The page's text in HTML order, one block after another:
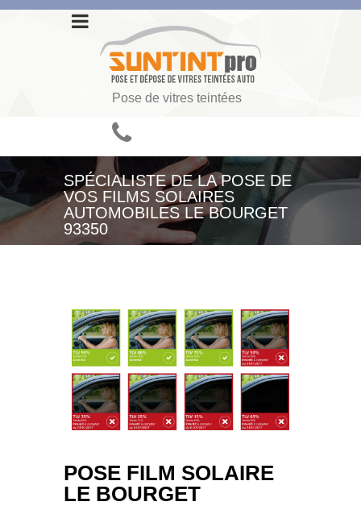
Pose de vitres teintées
SPÉCIALISTE DE LA POSE DE
VOS FILMS SOLAIRES
AUTOMOBILES LE BOURGET
93350
POSE FILM SOLAIRE
LE BOURGET